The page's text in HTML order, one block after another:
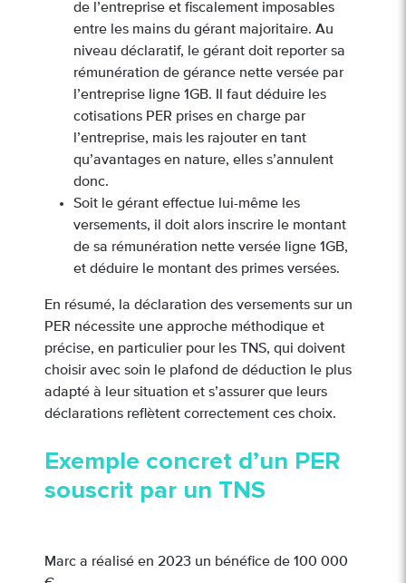
de l’entreprise et fiscalement imposables
entre les mains du gérant majoritaire. Au
niveau déclaratif, le gérant doit reporter sa
rémunération de gérance nette versée par
l’entreprise ligne 1GB. Il faut déduire les
cotisations PER prises en charge par
l’entreprise, mais les rajouter en tant
qu’avantages en nature, elles s’annulent
donc.
Soit le gérant effectue lui-même les
versements, il doit alors inscrire le montant
de sa rémunération nette versée ligne 1GB,
et déduire le montant des primes versées.
En résumé, la déclaration des versements sur un
PER nécessite une approche méthodique et
précise, en particulier pour les TNS, qui doivent
choisir avec soin le plafond de déduction le plus
adapté à leur situation et s’assurer que leurs
déclarations reflètent correctement ces choix.
Exemple concret d’un PER
souscrit par un TNS
Marc a réalisé en 2023 un bénéfice de 100 000